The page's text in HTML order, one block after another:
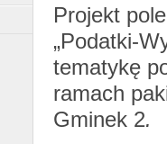
Projekt
„Podatki-
tematykę
ramach
Gminek 2.